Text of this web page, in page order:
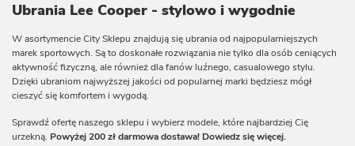
Ubrania Lee Cooper - stylowo i wygodnie
W asortymencie City Sklepu znajdują się ubrania od najpopularniejszych
marek sportowych. Są to doskonałe rozwiązania nie tylko dla osób ceniących
aktywność fizyczną, ale również dla fanów luźnego, casualowego stylu.
Dzięki ubraniom najwyższej jakości od popularnej marki będziesz mógł
cieszyć się komfortem i wygodą.
Sprawdź ofertę naszego sklepu i wybierz modele, które najbardziej Cię
urzekną. Powyżej 200 zł darmowa dostawa! Dowiedz się więcej.